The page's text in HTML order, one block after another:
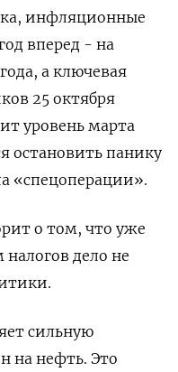
инфляционные
вперед - на
а ключевая
25 октября
уровень марта
остановить панику
«спецоперации».
о том, что уже
дело не
сильную
на нефть. Это